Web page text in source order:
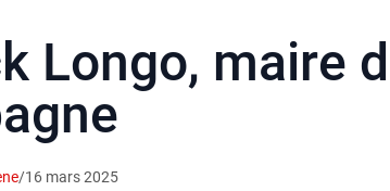
Longo, maire
/16 mars 2025